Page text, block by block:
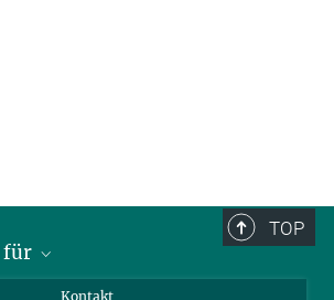
E. Hess, Stefan Günther, Thomas Langer,
Fenselau, Marcus Krüger, and Jens C.
control of mTOR-activation.
TOP
für
Kontakt